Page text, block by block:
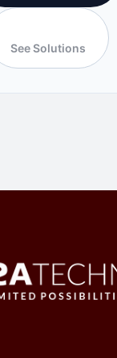
See Solutions